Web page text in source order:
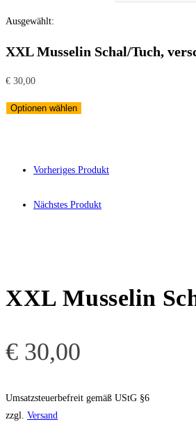
Ausgewählt:
XXL Musselin Schal/Tuch,
€ 30,00
Optionen wählen
Vorheriges Produkt
Nächstes Produkt
XXL Musselin
€ 30,00
Umsatzsteuerbefreit gemäß UStG §6
zzgl. Versand